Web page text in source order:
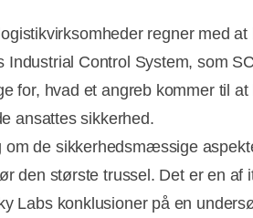
regner med at
Industrial Control System, som
for, hvad et angreb kommer til at
ansattes sikkerhed.
om de sikkerhedsmæssige
den største trussel. Det er en af
Labs konklusioner på en